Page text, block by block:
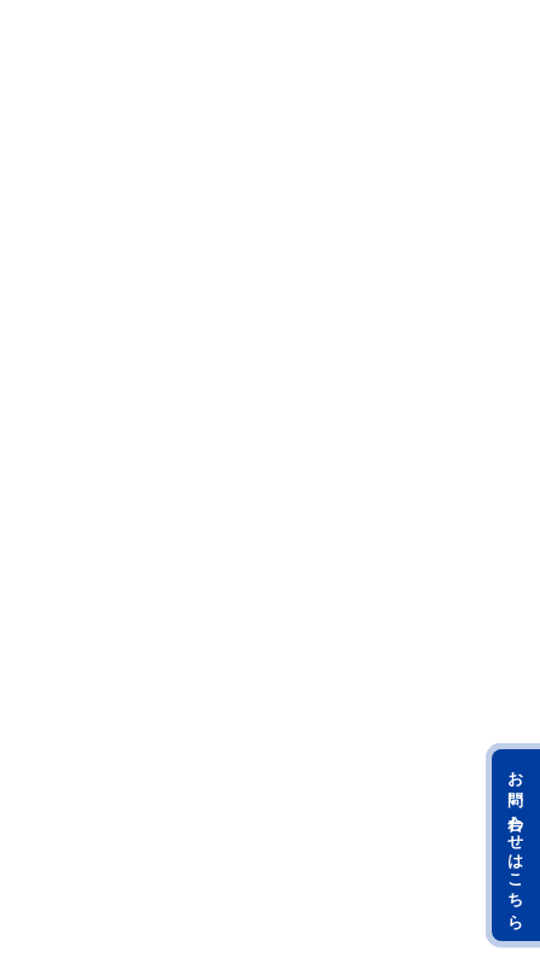
お問い合わせはこちら